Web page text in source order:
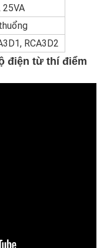
25VA
RCA3D2
điện từ thí điểm